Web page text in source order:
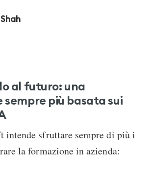
al futuro: una
più basata sui
intende sfruttare sempre di più i
la formazione in azienda: